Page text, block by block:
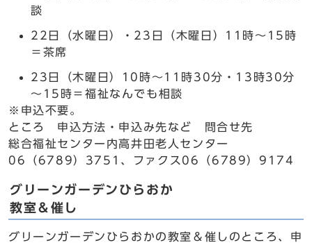
談
22日（水曜日）・23日（木曜日）11時～15時
＝茶席
23日（木曜日）10時～11時30分・13時30分
～15時＝福祉なんでも相談
※申込不要。
ところ 申込方法・申込み先など 問合せ先
総合福祉センター内高井田老人センター
06（6789）3751、ファクス06（6789）9174
グリーンガーデンひらおか
教室＆催し
グリーンガーデンひらおかの教室＆催しのところ、申